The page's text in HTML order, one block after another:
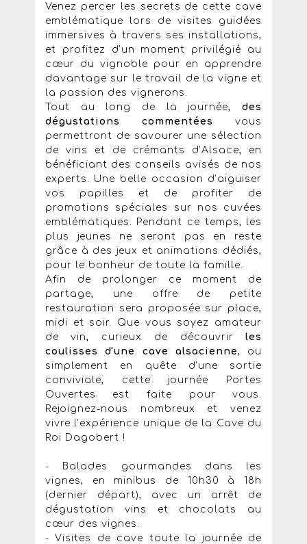
Venez percer les secrets de cette cave
emblématique lors de visites guidées
immersives à travers ses installations,
et profitez d’un moment privilégié au
cœur du vignoble pour en apprendre
davantage sur le travail de la vigne et
la passion des vignerons.
Tout au long de la journée,des
dégustations commentées
vous
permettront de savourer une sélection
de vins et de crémants d’Alsace, en
bénéficiant des conseils avisés de nos
experts. Une belle occasion d’aiguiser
vos papilles et de profiter de
promotions spéciales sur nos cuvées
emblématiques. Pendant ce temps, les
plus jeunes ne seront pas en reste
grâce à des jeux et animations dédiés,
pour le bonheur de toute la famille.
Afin de prolonger ce moment de
partage, une offre de petite
restauration sera proposée sur place,
midi et soir. Que vous soyez amateur
de vin, curieux de découvrirles
coulisses d'une cave alsacienne, ou
simplement en quête d’une sortie
conviviale, cette journée Portes
Ouvertes est faite pour vous.
Rejoignez-nous nombreux et venez
vivre l’expérience unique de la Cave du
Roi Dagobert !
- Balades gourmandes dans les
vignes, en minibus de 10h30 à 18h
(dernier départ), avec un arrêt de
dégustation vins et chocolats au
cœur des vignes.
- Visites de cave toute la journée de